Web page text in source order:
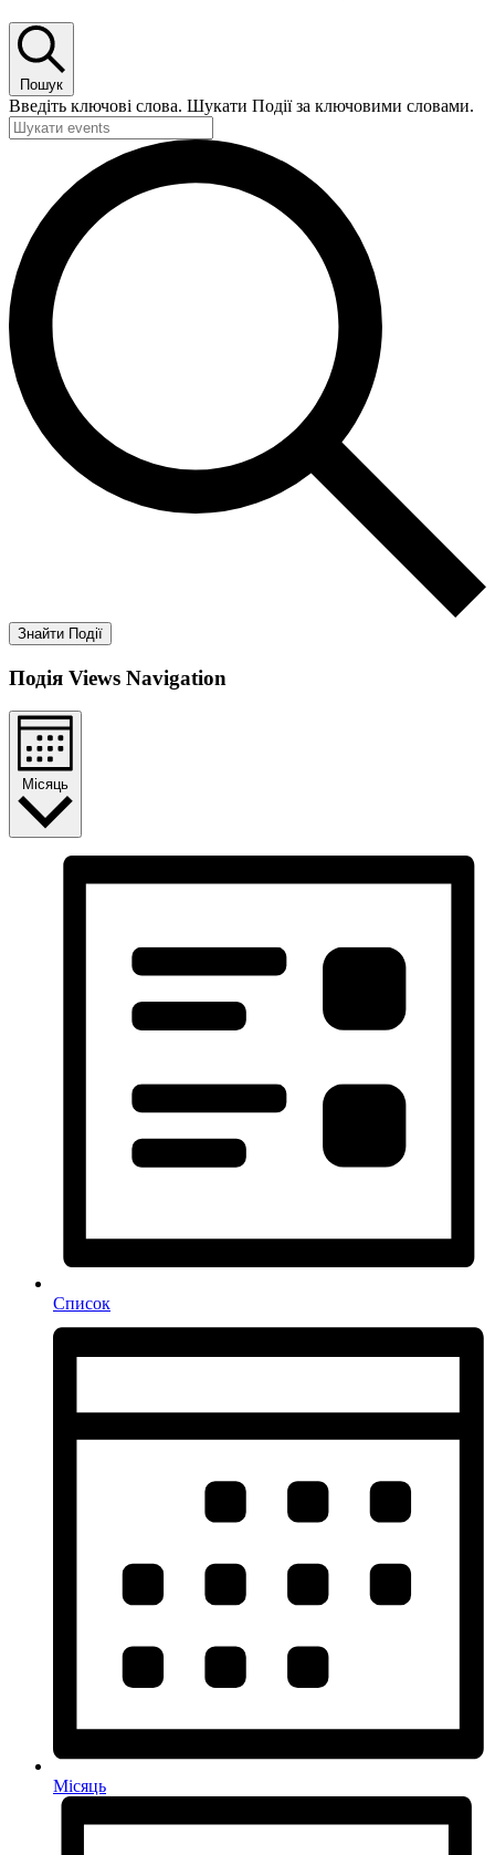
Пошук
Введіть ключові слова. Шукати Події за ключовими словами.
Знайти Події
Подія Views Navigation
Місяць
Список
Місяць